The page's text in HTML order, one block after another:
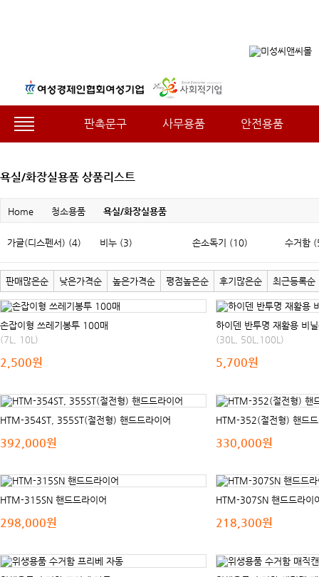
판촉문구 사무용품 안전용품
욕실/화장실용품 상품리스트
Home 청소용품 욕실/화장실용품
가글(디스펜서) (4) 비누 (3) 손소독기 (10) 수거함
판매많은순 낮은가격순 높은가격순 평점높은순 후기많은순 최근등록순
손잡이형 쓰레기봉투 100매
(7L, 10L)
2,500원
하이덴 반투명 재활용 비
(30L, 50L,100L)
5,700원
HTM-354ST, 355ST(절전형) 핸드드라이어
392,000원
HTM-352(절전형) 핸드드
330,000원
HTM-315SN 핸드드라이어
298,000원
HTM-307SN 핸드드라이
218,300원